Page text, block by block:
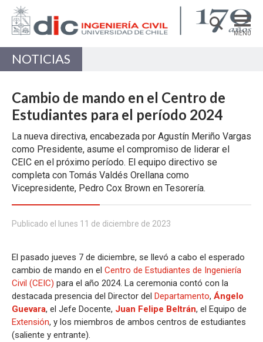
MENÚ
PREGRADO
POSTGRADO
INVESTIGACIÓN
EXTENSIÓN
Ingeniería de Transporte
NOTICIAS
Cambio de mando en el Centro de
Estudiantes para el período 2024
La nueva directiva, encabezada por Agustín Meriño Vargas
como Presidente, asume el compromiso de liderar el
CEIC en el próximo período. El equipo directivo se
completa con Tomás Valdés Orellana como
Vicepresidente, Pedro Cox Brown en Tesorería.
Publicado el lunes 11 de diciembre de 2023
El pasado jueves 7 de diciembre, se llevó a cabo el esperado
cambio de mando en el Centro de Estudiantes de Ingeniería
Civil (CEIC) para el año 2024. La ceremonia contó con la
destacada presencia del Director del Departamento, Ángelo
Guevara, el Jefe Docente, Juan Felipe Beltrán, el Equipo de
Extensión, y los miembros de ambos centros de estudiantes
(saliente y entrante).